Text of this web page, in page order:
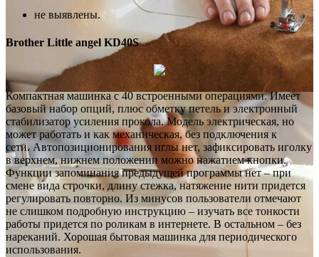
не выявлены.
Brother Little angel KD40S
Компактная машинка с 40 встроенными операциями. Имеет
базовый набор опций, плюс обметку петель и электронный
стабилизатор усиления прокола. Модель электрическая, но
может работать и как механическая, без подключения к
сети. Автопозиционирования иглы нет, зафиксировать иголку
в верхнем, нижнем положении можно нажатием кнопки.
Функции запоминания предыдущей программы нет – при
смене вида строчки, длину стежка, натяжение нити придется
регулировать повторно. Из минусов пользователи отмечают
не слишком подробную инструкцию – изучать все тонкости
работы придется по роликам в интернете. В остальном – без
нареканий. Хорошая бытовая машинка для периодического
использования.